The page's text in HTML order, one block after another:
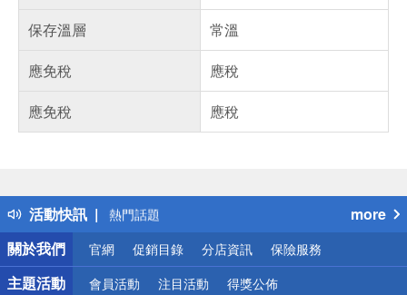
保存溫層
常溫
應免稅
應稅
應免稅
應稅
活動快訊
得獎公告
熱門話題
銀行優惠
偏遠地區配送
詐騙網頁！請小心！
more
關於我們
官網 促銷目錄 分店資訊 保險服務
主題活動 會員活動 注目活動 得獎公佈